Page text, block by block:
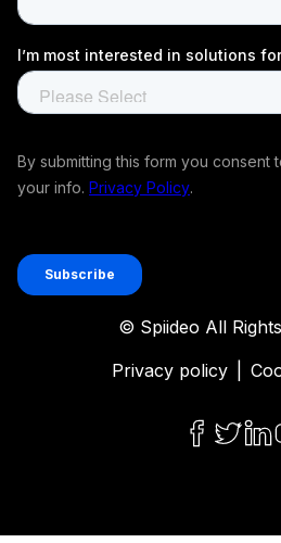
© Spiideo All
Privacy policy